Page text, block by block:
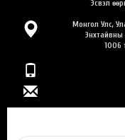
Эсвэл
Монгол Улс,
Энхтайвны
1006